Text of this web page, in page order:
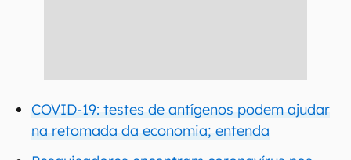
COVID-19: testes de antígenos podem ajudar
na retomada da economia; entenda